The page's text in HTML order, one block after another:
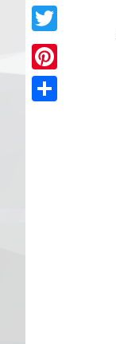
Facebook
Twitter
Pinterest